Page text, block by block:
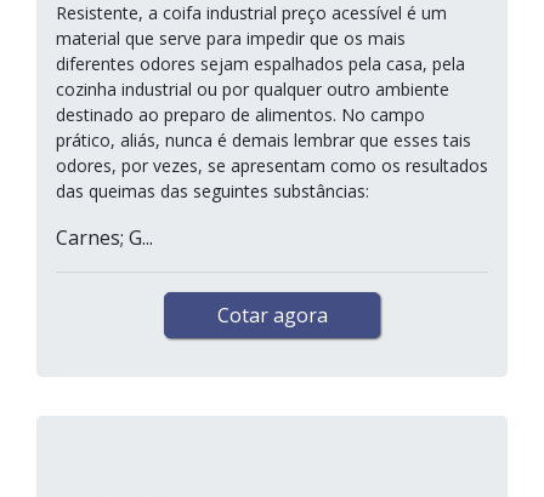
Resistente, a coifa industrial preço acessível é um
material que serve para impedir que os mais
diferentes odores sejam espalhados pela casa, pela
cozinha industrial ou por qualquer outro ambiente
destinado ao preparo de alimentos. No campo
prático, aliás, nunca é demais lembrar que esses tais
odores, por vezes, se apresentam como os resultados
das queimas das seguintes substâncias:
Carnes; G...
Cotar agora